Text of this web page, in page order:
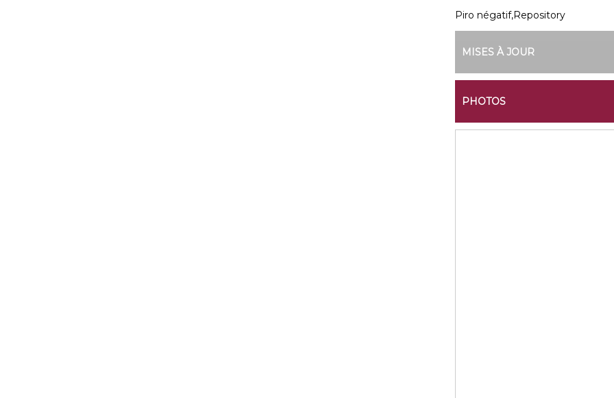
Piro négatif,Repository
MISES À JOUR
PHOTOS